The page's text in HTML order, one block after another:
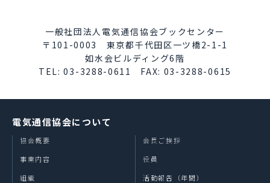
※上記アドレスは迷惑メール対策のため全角の「＠」で
表記しております。
お問合わせの際は半角の「@」に変更してご利用くださ
させて頂きます。
・ご注文頂いた図書ならびに雑誌の発送、請求、支払い
・新刊本のご案内やキャンペーン情報をご案内するため
・必要な場合、お客様に対するご連絡のため
一般社団法人電気通信協会ブックセンター
〒101-0003 東京都千代田区一ツ橋2-1-1
如水会ビルディング6階
TEL: 03-3288-0611 FAX: 03-3288-0615
電気通信協会について
協会概要
事業内容
組織
会長ご挨拶
役員
活動報告（年間）